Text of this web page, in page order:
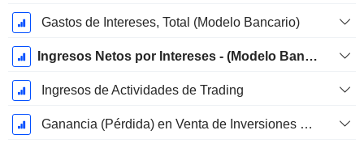
Gastos de Intereses, Total (Modelo Bancario)
Ingresos Netos por Intereses - (Modelo Bancario)
Ingresos de Actividades de Trading
Ganancia (Pérdida) en Venta de Inversiones & Valores - (Rev)